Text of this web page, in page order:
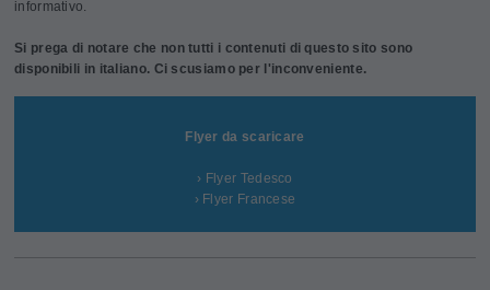
informativo.
Si prega di notare che non tutti i contenuti di questo sito sono
disponibili in italiano. Ci scusiamo per l'inconveniente.
Flyer da scaricare
› Flyer Tedesco
› Flyer Francese